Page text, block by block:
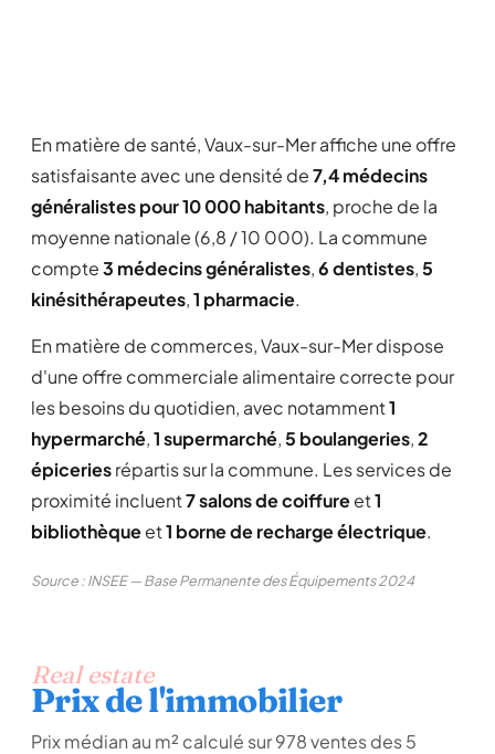
En matière de santé, Vaux-sur-Mer affiche une offre
satisfaisante avec une densité de7,4 médecins
généralistes pour 10 000 habitants, proche de la
moyenne nationale (6,8 / 10 000). La commune
compte3 médecins généralistes,6 dentistes,5
kinésithérapeutes,1 pharmacie.
En matière de commerces, Vaux-sur-Mer dispose
d'une offre commerciale alimentaire correcte pour
les besoins du quotidien, avec notamment1
hypermarché,1 supermarché,5 boulangeries,2
épiceriesrépartis sur la commune. Les services de
proximité incluent7 salons de coiffureet1
bibliothèqueet1 borne de recharge électrique.
Source : INSEE — Base Permanente des Équipements 2024
Real estate
Prix de l'immobilier
Prix médian au m² calculé sur 978 ventes des 5